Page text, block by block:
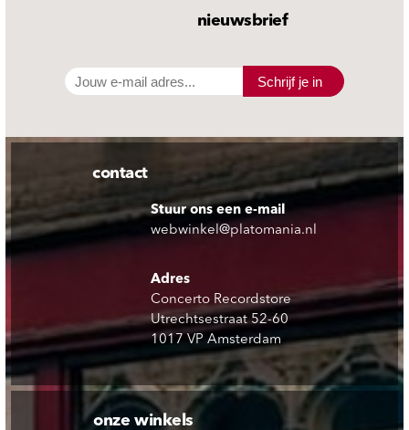
nieuwsbrief
Schrijf je in
contact
Stuur ons een e-mail
webwinkel@platomania.nl
Adres
Concerto Recordstore
Utrechtsestraat 52-60
1017 VP Amsterdam
onze winkels